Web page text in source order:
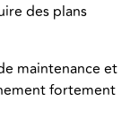
des plans
maintenance et
fortement